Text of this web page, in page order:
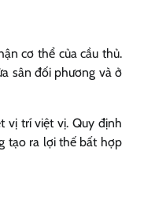
cơ thể của cầu thủ.
sân đối phương và ở
vị trí việt vị. Quy định
tạo ra lợi thế bất hợp